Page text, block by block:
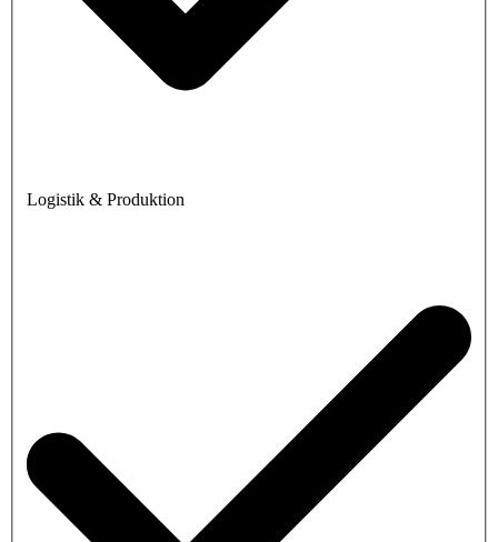
Logistik & Produktion